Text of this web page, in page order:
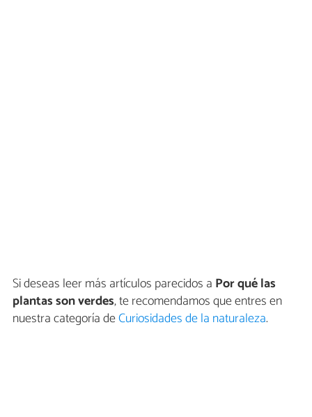
Si deseas leer más artículos parecidos a Por qué las
plantas son verdes, te recomendamos que entres en
nuestra categoría deCuriosidades de la naturaleza.